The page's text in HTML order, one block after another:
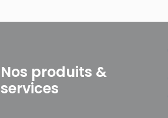
Nos produits &
services